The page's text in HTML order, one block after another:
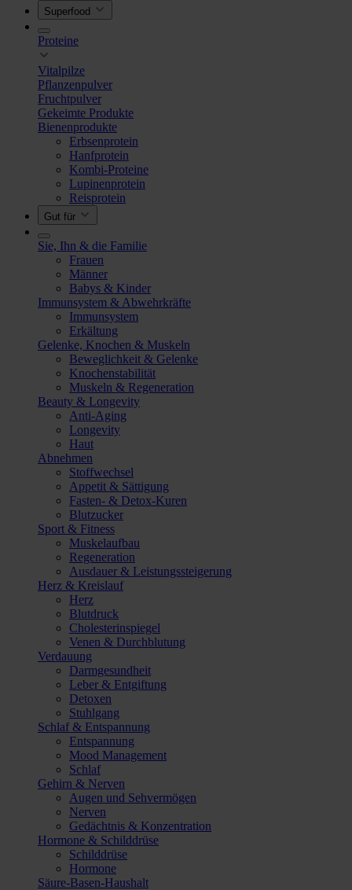
Superfood
Proteine
Vitalpilze
Pflanzenpulver
Fruchtpulver
Gekeimte Produkte
Bienenprodukte
Erbsenprotein
Hanfprotein
Kombi-Proteine
Lupinenprotein
Reisprotein
Gut für
Sie, Ihn & die Familie
Frauen
Männer
Babys & Kinder
Immunsystem & Abwehrkräfte
Immunsystem
Erkältung
Gelenke, Knochen & Muskeln
Beweglichkeit & Gelenke
Knochenstabilität
Muskeln & Regeneration
Beauty & Longevity
Anti-Aging
Longevity
Haut
Abnehmen
Stoffwechsel
Appetit & Sättigung
Fasten- & Detox-Kuren
Blutzucker
Sport & Fitness
Muskelaufbau
Regeneration
Ausdauer & Leistungssteigerung
Herz & Kreislauf
Herz
Blutdruck
Cholesterinspiegel
Venen & Durchblutung
Verdauung
Darmgesundheit
Leber & Entgiftung
Detoxen
Stuhlgang
Schlaf & Entspannung
Entspannung
Mood Management
Schlaf
Gehirn & Nerven
Augen und Sehvermögen
Nerven
Gedächtnis & Konzentration
Hormone & Schilddrüse
Schilddrüse
Hormone
Säure-Basen-Haushalt